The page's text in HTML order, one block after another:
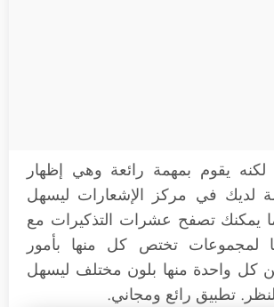
يقوم بمهمة رائعة وهي إظهار
لديك في مركز الإشعارات ليسهل
يمكنك تصفح عشرات التذكيرات مع
لمجموعات تختص كل منها بأمور
كل واحدة منها بلون مختلف ليسهل
تطبيق رائع ومجاني.